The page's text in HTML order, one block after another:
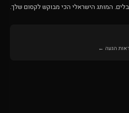
המותג הישראלי הכי מבוקש לקסום שלך.